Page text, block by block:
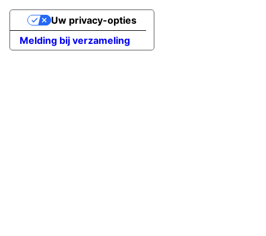
Melding bij verzameling
Uw privacy-opties